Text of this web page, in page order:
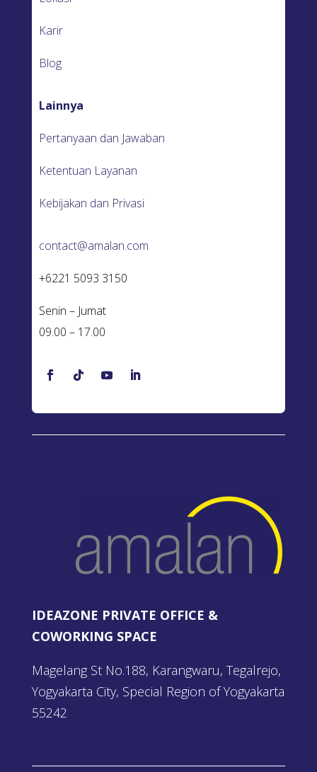
Karir
Blog
Lainnya
Pertanyaan dan Jawaban
Ketentuan Layanan
Kebijakan dan Privasi
contact@amalan.com
+6221 5093 3150
Senin – Jumat
09.00 – 17.00
IDEAZONE PRIVATE OFFICE &
COWORKING SPACE
Magelang St No.188, Karangwaru, Tegalrejo,
Yogyakarta City, Special Region of Yogyakarta
55242